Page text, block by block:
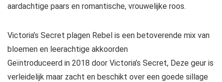
aardachtige paars en romantische, vrouwelijke roos.
Victoria’s Secret plagen Rebel is een betoverende mix van
bloemen en leerachtige akkoorden
Geïntroduceerd in 2018 door Victoria’s Secret, Deze geur is
verleidelijk maar zacht en beschikt over een goede sillage